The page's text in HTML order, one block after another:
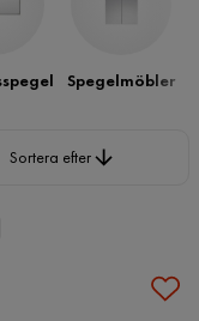
Spegelmöbler
Sortera efter